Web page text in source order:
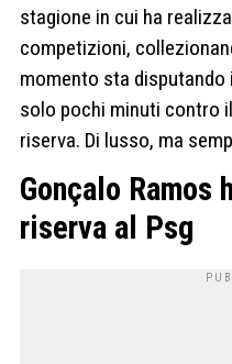
stagione in cui ha
competizioni,
momento sta disputando
solo pochi minuti contro
riserva. Di lusso, ma
Gonçalo Ramos
riserva al Psg